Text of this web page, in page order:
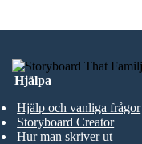
Hjälpa
Hjälp och vanliga frågor
Storyboard Creator
Hur man skriver ut